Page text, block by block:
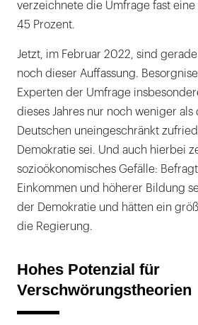
verzeichnete die Umfrage fast
45 Prozent.
Jetzt, im Februar 2022, sind
noch dieser Auffassung.
Experten der Umfrage
dieses Jahres nur noch weniger als
Deutschen uneingeschränkt
Demokratie sei. Und auch hierbei
sozioökonomisches Gefälle:
Einkommen und höherer Bildung
der Demokratie und hätten ein
die Regierung.
Hohes Potenzial für
Verschwörungstheorien